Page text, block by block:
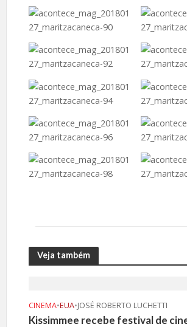
Veja também
CINEMA•EUA•JOSÉ ROBERTO LUCHETTI
Kissimmee recebe festival de